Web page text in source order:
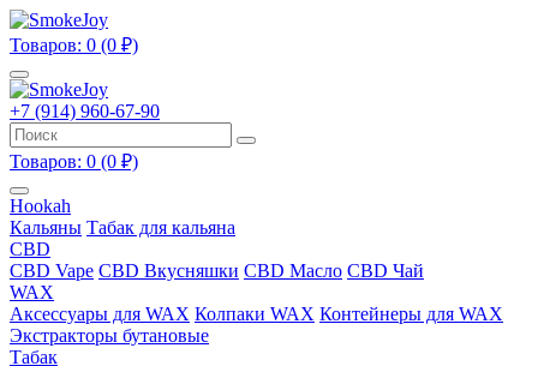
Товаров: 0 (0 ₽)
+7 (914) 960-67-90
Товаров: 0 (0 ₽)
Hookah
Кальяны Табак для кальяна
CBD
CBD Vape CBD Вкусняшки CBD Масло CBD Чай
WAX
Аксессуары для WAX Колпаки WAX Контейнеры для WAX
Экстракторы бутановые
Табак